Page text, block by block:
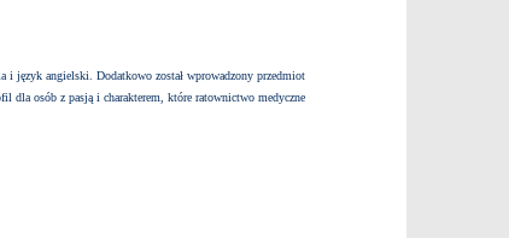
język angielski. Dodatkowo został wprowadzony przedmiot
dla osób z pasją i charakterem, które ratownictwo medyczne